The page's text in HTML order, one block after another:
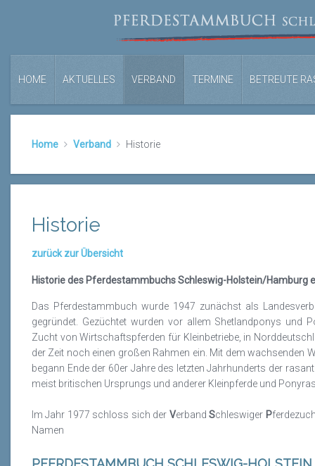
HOME AKTUELLES VERBAND TERMINE BETREUTE
Home Verband Historie
Historie
zurück zur Übersicht
Historie des Pferdestammbuchs Schleswig-Holstein/Hamburg
Das Pferdestammbuch wurde 1947 zunächst als
gegründet. Gezüchtet wurden vor allem Shetlandponys und
Zucht von Wirtschaftspferden für Kleinbetriebe, in
der Zeit noch einen großen Rahmen ein. Mit dem wachsenden
begann Ende der 60er Jahre des letzten Jahrhunderts der
meist britischen Ursprungs und anderer Kleinpferde und
Im Jahr 1977 schloss sich der VerbandSchleswiger P
Namen